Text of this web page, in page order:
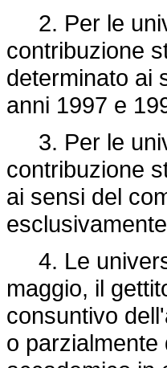
2. Per le
contribuzione
determinato ai
anni 1997 e
3. Per le
contribuzione
ai sensi del
4. Le
maggio, il
consuntivo
o